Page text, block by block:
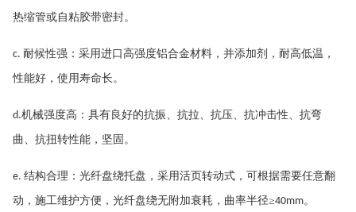
热缩管或自粘胶带密封。
c. 耐候性强：采用进口高强度铝合金材料，并添加剂，耐高低温，
性能好，使用寿命长。
d.机械强度高：具有良好的抗振、抗拉、抗压、抗冲击性、抗弯
曲、抗扭转性能，坚固。
e. 结构合理：光纤盘绕托盘，采用活页转动式，可根据需要任意翻
动，施工维护方便，光纤盘绕无附加衰耗，曲率半径≥40mm。